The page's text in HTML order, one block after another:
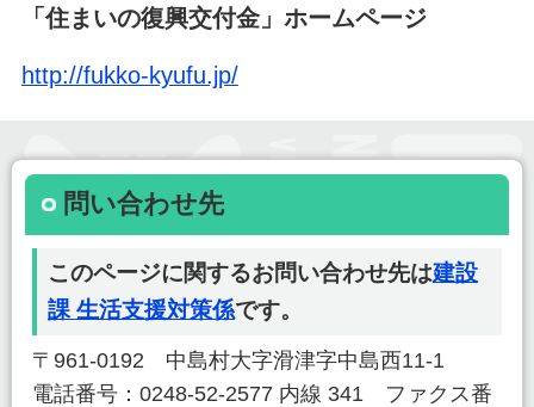
「住まいの復興交付金」ホームページ
http://fukko-kyufu.jp/
問い合わせ先
このページに関するお問い合わせ先は建設
課 生活支援対策係です。
〒961-0192 中島村大字滑津字中島西11-1
電話番号：0248-52-2577 内線 341 ファクス番